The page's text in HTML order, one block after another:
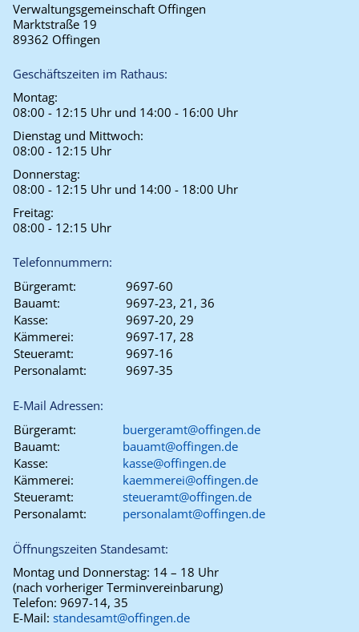
Verwaltungsgemeinschaft Offingen
Marktstraße 19
89362 Offingen
Geschäftszeiten im Rathaus:
Montag:
08:00 - 12:15 Uhr und 14:00 - 16:00 Uhr
Dienstag und Mittwoch:
08:00 - 12:15 Uhr
Donnerstag:
08:00 - 12:15 Uhr und 14:00 - 18:00 Uhr
Freitag:
08:00 - 12:15 Uhr
Telefonnummern:
Bürgeramt:
9697-60
Bauamt:
9697-23, 21, 36
Kasse:
9697-20, 29
Kämmerei:
9697-17, 28
Steueramt:
9697-16
Personalamt:
9697-35
E-Mail Adressen:
Bürgeramt:
buergeramt@offingen.de
Bauamt:
bauamt@offingen.de
Kasse:
kasse@offingen.de
Kämmerei:
kaemmerei@offingen.de
Steueramt:
steueramt@offingen.de
Personalamt:
personalamt@offingen.de
Öffnungszeiten Standesamt:
Montag und Donnerstag: 14 – 18 Uhr
(nach vorheriger Terminvereinbarung)
Telefon: 9697-14, 35
E-Mail: standesamt@offingen.de